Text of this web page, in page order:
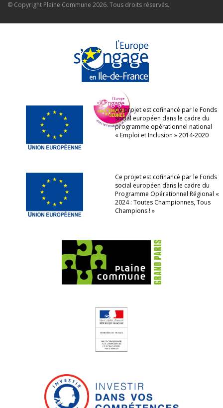
© Copyright Plaine Commune 2026. Tous droits réservés.
Ce projet est cofinancé par le Fonds
social européen dans le cadre du
programme opérationnel national
« Emploi et Inclusion » 2014-2020
Ce projet est cofinancé par le Fonds
social européen dans le cadre du
Programme Opérationnel Régional «
2024 : Toutes Championnes, Tous
Champions ! »